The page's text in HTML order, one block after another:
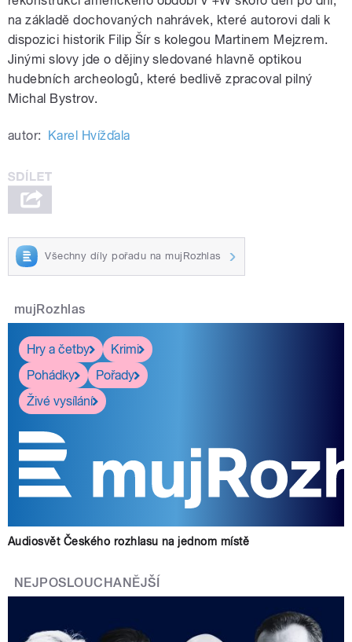
na základě dochovaných nahrávek, které autorovi dali k
dispozici historik Filip Šír s kolegou Martinem Mejzrem.
Jinými slovy jde o dějiny sledované hlavně optikou
hudebních archeologů, které bedlivě zpracoval pilný
Michal Bystrov.
autor: Karel Hvížďala
Všechny díly pořadu na mujRozhlas
mujRozhlas
Hry a četby
Krimi
Pohádky
Pořady
Živé vysílání
Audiosvět Českého rozhlasu na jednom místě
NEJPOSLOUCHANĚJŠÍ